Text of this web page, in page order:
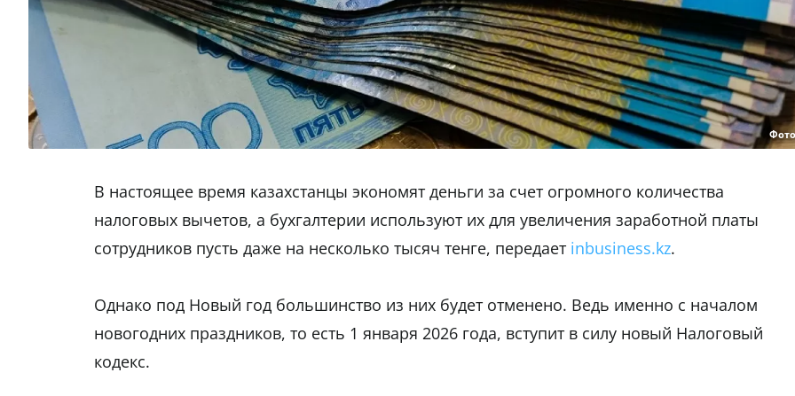
В настоящее время казахстанцы экономят деньги за счет огромного количества
налоговых вычетов, а бухгалтерии используют их для увеличения заработной платы
сотрудников пусть даже на несколько тысяч тенге, передает inbusiness.kz.
Однако под Новый год большинство из них будет отменено. Ведь именно с началом
новогодних праздников, то есть 1 января 2026 года, вступит в силу новый Налоговый
кодекс.